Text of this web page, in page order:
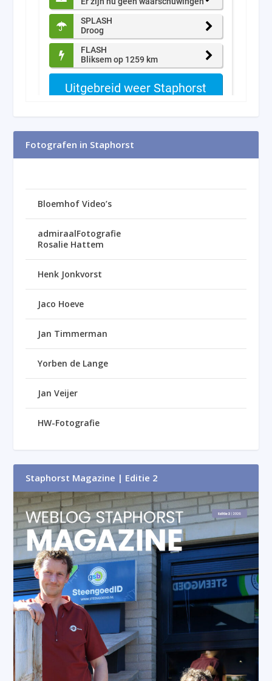
Fotografen in Staphorst
Bloemhof Video’s
admiraalFotografie
Rosalie Hattem
Henk Jonkvorst
Jaco Hoeve
Jan Timmerman
Yorben de Lange
Jan Veijer
HW-Fotografie
Staphorst Magazine | Editie 2